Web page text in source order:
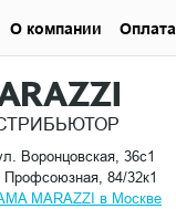
Воронцовская, 36с1
84/32к1
MARAZZI в Москве
О компании Оплата